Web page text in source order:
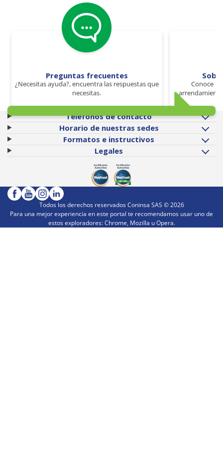
Preguntas frecuentes
¿Necesitas ayuda?, encuentra las respuestas que
necesitas.
Conoce
Teléfonos de contacto
Horario de nuestras sedes
Formatos e instructivos
Legales
Todos los derechos reservados Coninsa SAS ©2026
Para una mejor experiencia en este portal te recomendamos usar uno de
estos exploradores: Chrome, Mozilla u Opera.